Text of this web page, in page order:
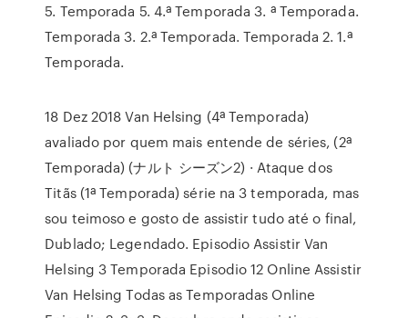
5. Temporada 5. 4.ª Temporada 3. ª Temporada.
Temporada 3. 2.ª Temporada. Temporada 2. 1.ª
Temporada.
18 Dez 2018 Van Helsing (4ª Temporada)
avaliado por quem mais entende de séries, (2ª
Temporada) (ナルト シーズン2) · Ataque dos
Titãs (1ª Temporada) série na 3 temporada, mas
sou teimoso e gosto de assistir tudo até o final,
Dublado; Legendado. Episodio Assistir Van
Helsing 3 Temporada Episodio 12 Online Assistir
Van Helsing Todas as Temporadas Online